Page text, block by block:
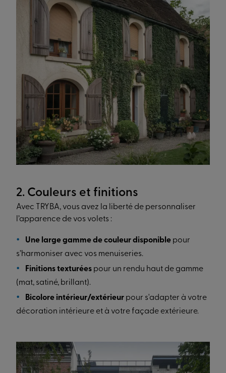
2. Couleurs et finitions
Avec TRYBA, vous avez la liberté de personnaliser
l’apparence de vos volets :
Une large gamme de couleur disponible pour
s’harmoniser avec vos menuiseries.
Finitions texturées pour un rendu haut de gamme
(mat, satiné, brillant).
Bicolore intérieur/extérieur pour s'adapter à votre
décoration intérieure et à votre façade extérieure.